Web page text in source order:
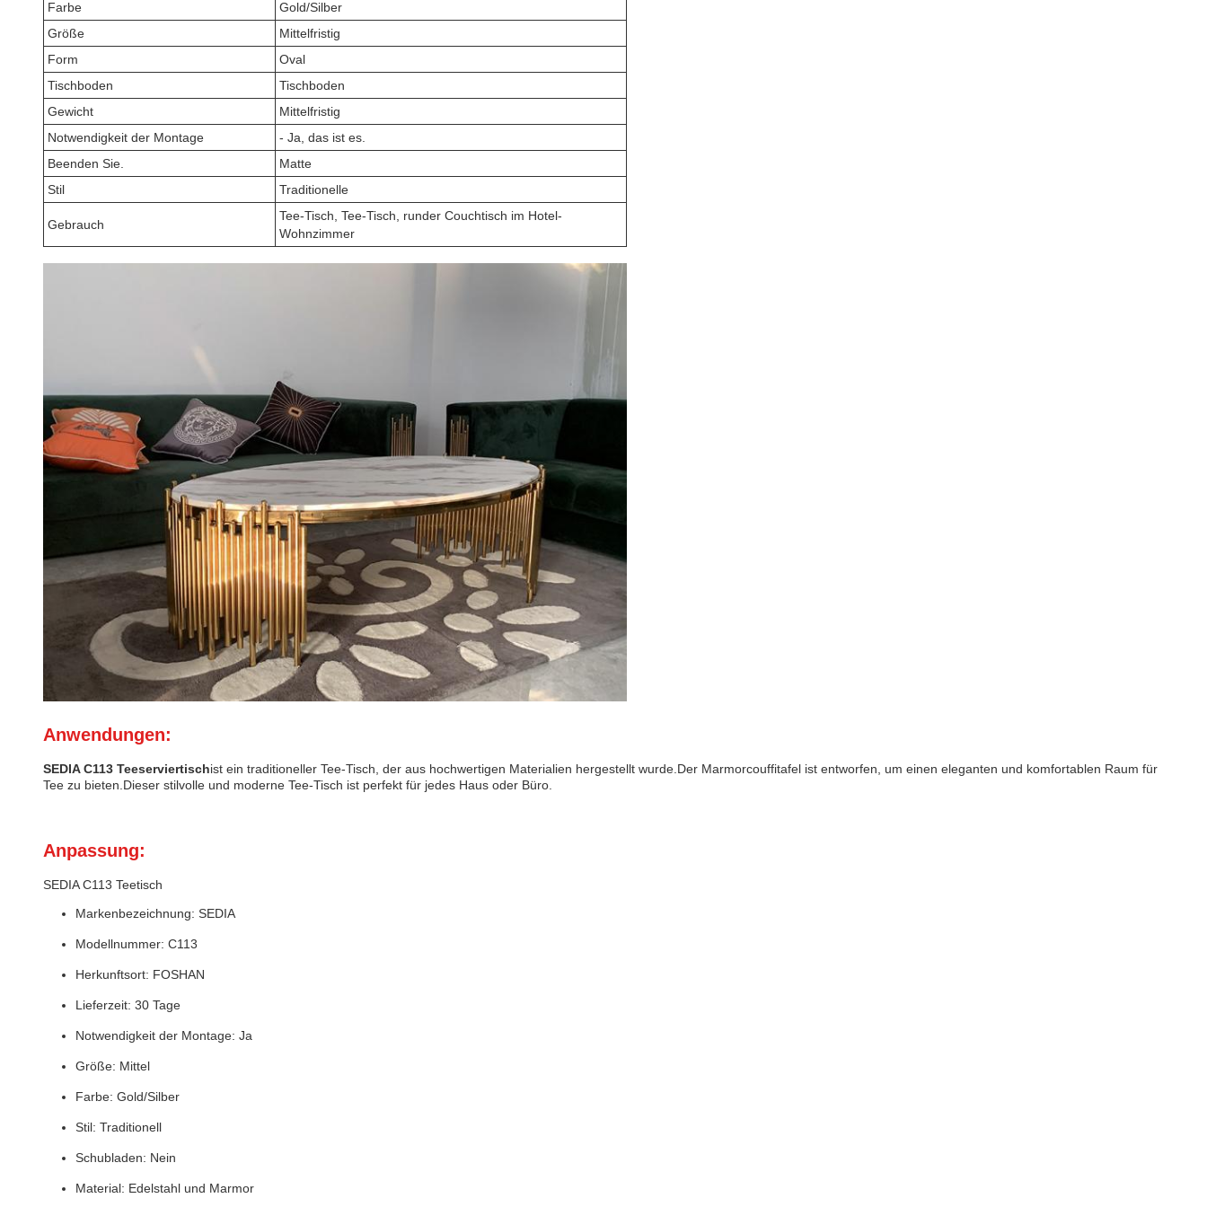
Farbe
Gold/Silber
Größe
Mittelfristig
Form
Oval
Tischboden
Tischboden
Gewicht
Mittelfristig
Notwendigkeit der Montage
- Ja, das ist es.
Beenden Sie.
Matte
Stil
Traditionelle
Gebrauch
Tee-Tisch, Tee-Tisch, runder Couchtisch im Hotel-
Wohnzimmer
Anwendungen:
SEDIA C113 Teeserviertischist ein traditioneller Tee-Tisch, der aus hochwertigen Materialien hergestellt wurde.Der Marmorcouffitafel ist entworfen, um einen eleganten und komfortablen Raum für
Tee zu bieten.Dieser stilvolle und moderne Tee-Tisch ist perfekt für jedes Haus oder Büro.
Anpassung:
SEDIA C113 Teetisch
Markenbezeichnung: SEDIA
Modellnummer: C113
Herkunftsort: FOSHAN
Lieferzeit: 30 Tage
Notwendigkeit der Montage: Ja
Größe: Mittel
Farbe: Gold/Silber
Stil: Traditionell
Schubladen: Nein
Material: Edelstahl und Marmor